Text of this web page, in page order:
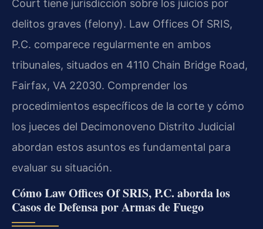
Court tiene jurisdicción sobre los juicios por
delitos graves (felony). Law Offices Of SRIS,
P.C. comparece regularmente en ambos
tribunales, situados en 4110 Chain Bridge Road,
Fairfax, VA 22030. Comprender los
procedimientos específicos de la corte y cómo
los jueces del Decimonoveno Distrito Judicial
abordan estos asuntos es fundamental para
evaluar su situación.
Cómo Law Offices Of SRIS, P.C. aborda los
Casos de Defensa por Armas de Fuego